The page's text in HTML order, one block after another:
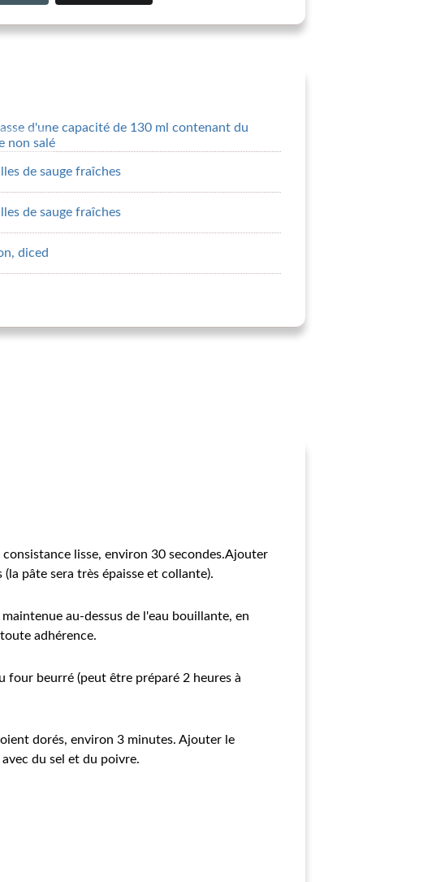
d'une capacité de 130 ml contenant du
non salé
de sauge fraîches
de sauge fraîches
diced
lisse, environ 30 secondes.Ajouter
pâte sera très épaisse et collante).
au-dessus de l'eau bouillante, en
adhérence.
four beurré (peut être préparé 2 heures à
dorés, environ 3 minutes. Ajouter le
du sel et du poivre.